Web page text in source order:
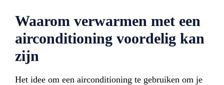
Waarom verwarmen met een
airconditioning voordelig kan
zijn
Het idee om een airconditioning te gebruiken om je